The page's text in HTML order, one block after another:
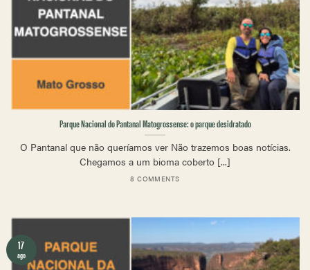
Parque Nacional do Pantanal Matogrossense: o parque desidratado
O Pantanal que não queríamos ver Não trazemos boas notícias.
Chegamos a um bioma coberto [...]
8 COMMENTS
17
ago